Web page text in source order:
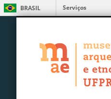
BRASIL
Serviços